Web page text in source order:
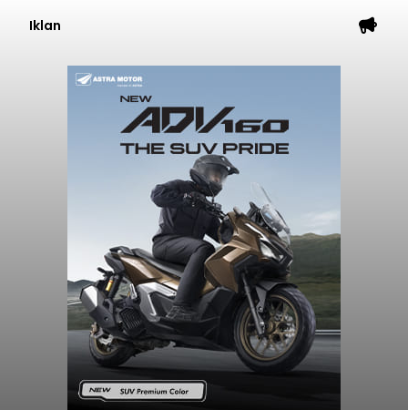
Kunjungan Kapal Pesiar di
Pelabuhan Celukan Bawang
Tumbuh 25 Persen